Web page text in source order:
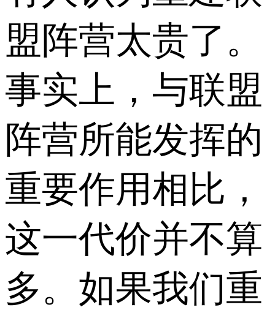
盟阵营太贵了。
事实上，与联盟
阵营所能发挥的
重要作用相比，
这一代价并不算
多。如果我们重